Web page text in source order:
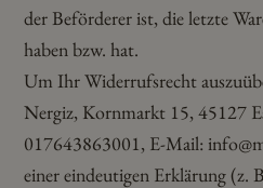
der Beförderer ist, die letzte
haben bzw. hat.
Um Ihr Widerrufsrecht
Nergiz, Kornmarkt 15, 45127
017643863001, E-Mail:
einer eindeutigen Erklärung (z.